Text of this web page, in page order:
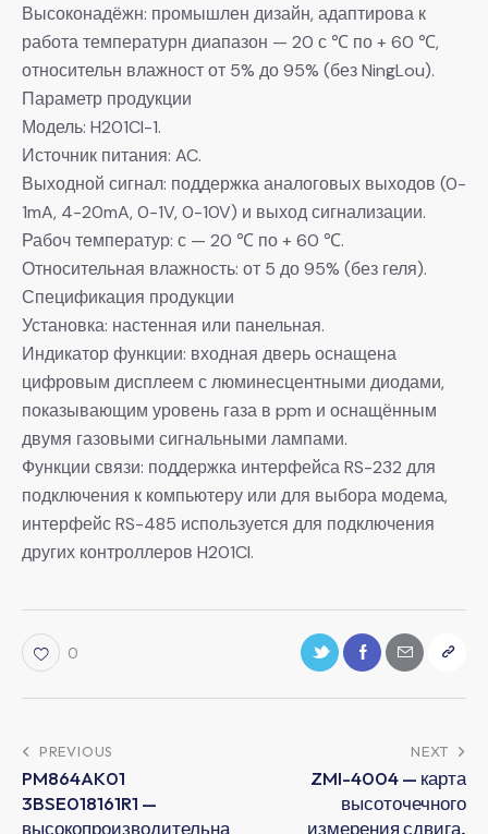
Высоконадёжн: промышлен дизайн, адаптирова к
работа температурн диапазон — 20 с ℃ по + 60 ℃,
относительн влажност от 5% до 95% (без NingLou).
Параметр продукции
Модель: H201CI-1.
Источник питания: AC.
Выходной сигнал: поддержка аналоговых выходов (0-
1mA, 4-20mA, 0-1V, 0-10V) и выход сигнализации.
Рабоч температур: с — 20 ℃ по + 60 ℃.
Относительная влажность: от 5 до 95% (без геля).
Спецификация продукции
Установка: настенная или панельная.
Индикатор функции: входная дверь оснащена
цифровым дисплеем с люминесцентными диодами,
показывающим уровень газа в ppm и оснащённым
двумя газовыми сигнальными лампами.
Функции связи: поддержка интерфейса RS-232 для
подключения к компьютеру или для выбора модема,
интерфейс RS-485 используется для подключения
других контроллеров H201CI.
0
PREVIOUS
PM864AK01
3BSE018161R1 —
высокопроизводительна
NEXT
ZMI-4004 — карта
высоточечного
измерения сдвига,